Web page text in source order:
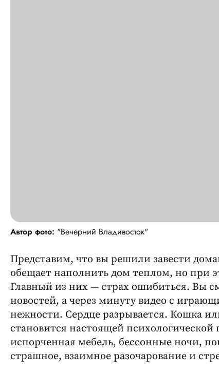
Автор фото: "Вечерний Владивосток"
Представим, что вы решили завести
обещает наполнить дом теплом, но при
Главный из них — страх ошибиться. Вы
новостей, а через минуту видео с
нежности. Сердце разрывается. Кошка
становится настоящей
испорченная мебель, бессонные ночи,
страшное, взаимное разочарование и